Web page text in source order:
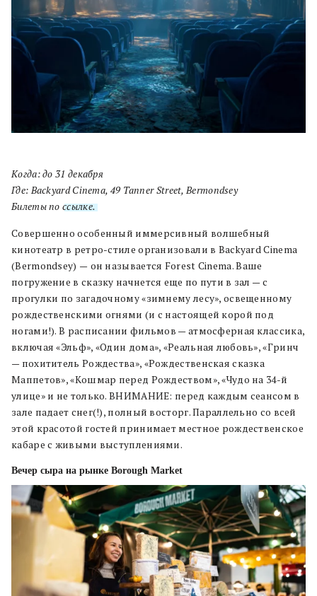
Когда: до 31 декабря
Где: Backyard Cinema, 49 Tanner Street, Bermondsey
Билеты по ссылке.
Совершенно особенный иммерсивный волшебный
кинотеатр в ретро-стиле организовали в Backyard Cinema
(Bermondsey) — он называется Forest Cinema. Ваше
погружение в сказку начнется еще по пути в зал — с
прогулки по загадочному «зимнему лесу», освещенному
рождественскими огнями (и с настоящей корой под
ногами!). В расписании фильмов — атмосферная классика,
включая «Эльф», «Один дома», «Реальная любовь», «Гринч
— похититель Рождества», «Рождественская сказка
Маппетов», «Кошмар перед Рождеством», «Чудо на 34-й
улице» и не только. ВНИМАНИЕ: перед каждым сеансом в
зале падает снег(!), полный восторг. Параллельно со всей
этой красотой гостей принимает местное рождественское
кабаре с живыми выступлениями.
Вечер сыра на рынке Borough Market